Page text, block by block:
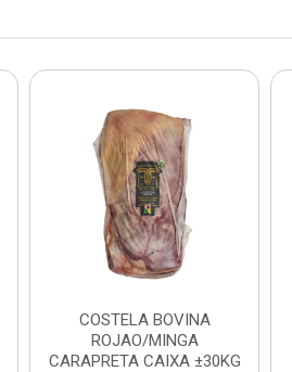
COSTELA BOVINA
ROJAO/MINGA
CARAPRETA CAIXA ±30KG